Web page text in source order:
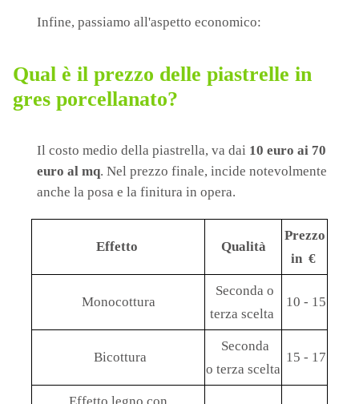
Infine, passiamo all'aspetto economico:
Qual è il prezzo delle piastrelle in
gres porcellanato?
Il costo medio della piastrella, va dai 10 euro ai 70
euro al mq. Nel prezzo finale, incide notevolmente
anche la posa e la finitura in opera.
Effetto Qualità
Prezzo
in €
Monocottura
Seconda o
terza scelta
10 - 15
Bicottura
Seconda
o terza scelta
15 - 17